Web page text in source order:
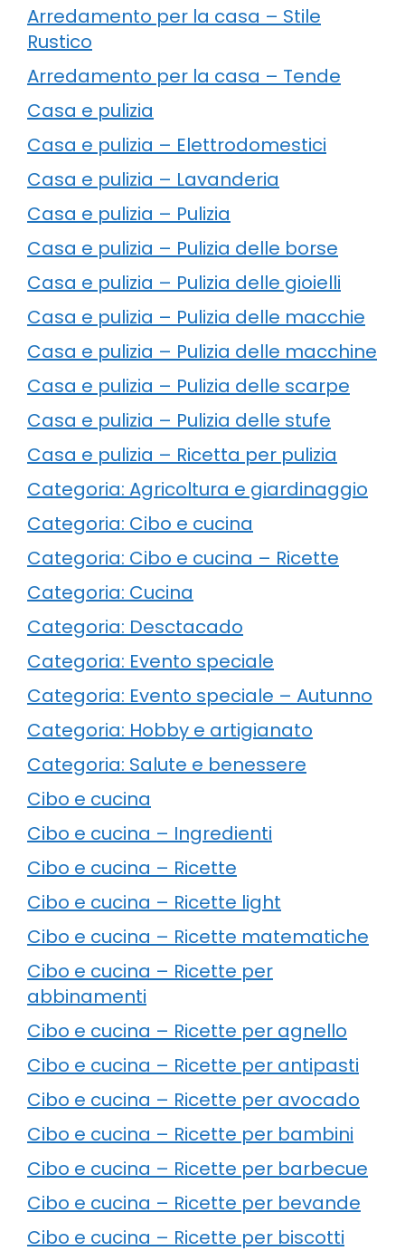
Arredamento per la casa – Stile
Rustico
Arredamento per la casa – Tende
Casa e pulizia
Casa e pulizia – Elettrodomestici
Casa e pulizia – Lavanderia
Casa e pulizia – Pulizia
Casa e pulizia – Pulizia delle borse
Casa e pulizia – Pulizia delle gioielli
Casa e pulizia – Pulizia delle macchie
Casa e pulizia – Pulizia delle macchine
Casa e pulizia – Pulizia delle scarpe
Casa e pulizia – Pulizia delle stufe
Casa e pulizia – Ricetta per pulizia
Categoria: Agricoltura e giardinaggio
Categoria: Cibo e cucina
Categoria: Cibo e cucina – Ricette
Categoria: Cucina
Categoria: Desctacado
Categoria: Evento speciale
Categoria: Evento speciale – Autunno
Categoria: Hobby e artigianato
Categoria: Salute e benessere
Cibo e cucina
Cibo e cucina – Ingredienti
Cibo e cucina – Ricette
Cibo e cucina – Ricette light
Cibo e cucina – Ricette matematiche
Cibo e cucina – Ricette per
abbinamenti
Cibo e cucina – Ricette per agnello
Cibo e cucina – Ricette per antipasti
Cibo e cucina – Ricette per avocado
Cibo e cucina – Ricette per bambini
Cibo e cucina – Ricette per barbecue
Cibo e cucina – Ricette per bevande
Cibo e cucina – Ricette per biscotti